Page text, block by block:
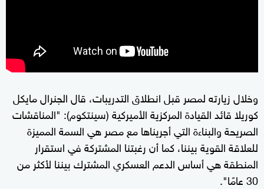
وخلال زيارته لمصر قبل انطلاق التدريبات، قال الجنرال مايكل
كوريلا قائد القيادة المركزية الأميركية (سينتكوم): "المناقشات
الصريحة والبناءة التي أجريناها مع مصر هي السمة المميزة
للعلاقة القوية بيننا، كما أن رغبتنا المشتركة في استقرار
المنطقة هي أساس الدعم العسكري المشترك بيننا لأكثر من
30 عامًا".